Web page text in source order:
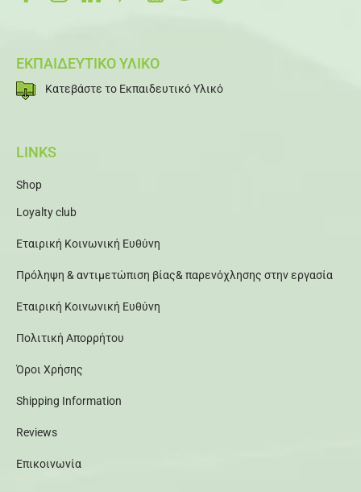
ΕΚΠΑΙΔΕΥΤΙΚΟ ΥΛΙΚΟ
Κατεβάστε το Εκπαιδευτικό Υλικό
LINKS
Shop
Loyalty club
Εταιρική Κοινωνική Ευθύνη
Πρόληψη & αντιμετώπιση βίας& παρενόχλησης στην εργασία
Εταιρική Κοινωνική Ευθύνη
Πολιτική Απορρήτου
Όροι Χρήσης
Shipping Information
Reviews
Επικοινωνία